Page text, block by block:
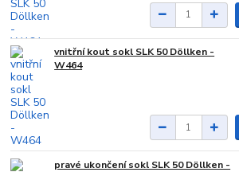
vnitřní kout sokl SLK 50 Döllken -
W464
pravé ukončení sokl SLK 50 Döllken -